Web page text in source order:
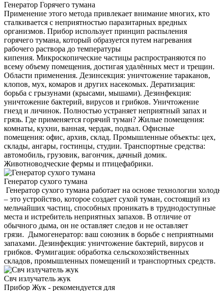
Генератор Горячего тумана
Применение этого метода привлекает внимание многих, кто
сталкивается с неприятностью паразитарных вредных
организмов. Прибор использует принцип распыления
горячего тумана, который образуется путем нагревания
рабочего раствора до температуры
кипения. Микроскопические частицы распространяются по
всему объему помещения, достигая удалённых мест и трещин.
Области применения. Дезинсекция: уничтожение тараканов,
клопов, мух, комаров и других насекомых. Дератизация:
борьба с грызунами (крысами, мышами). Дезинфекция:
уничтожение бактерий, вирусов и грибков. Уничтожение
гнезд и личинок. Полностью устраняет неприятный запах и
грязь. Где применяется горячий туман? Жилые помещения:
комнаты, кухни, ванная, чердак, подвал. Офисные
помещения: офис, архив, склад. Промышленные объекты: цех,
склады, ангары, гостинцы, студии. Транспортные средства:
автомобиль, грузовик, вагончик, дачный домик.
Животноводческие фермы и птицефабрики.
Генератор сухого тумана
Генератор сухого тумана работает на основе технологии
– это устройство, которое создает сухой туман, состоящий из
мельчайших частиц, способных проникать в труднодоступные
места и истребитель неприятных запахов. В отличие от
обычного дыма, он не оставляет следов и не оставляет
грязи. Дымогенератор: ваш союзник в борьбе с неприятными
запахами. Дезинфекция: уничтожение бактерий, вирусов и
грибков. Фумигация: обработка сельскохозяйственных
складов, промышленных помещений и транспортных средств.
Свч излучатель жук
Прибор Жук - рекомендуется для